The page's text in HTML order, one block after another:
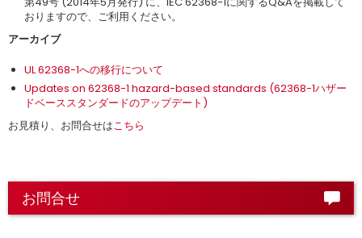
おりますので、ご利用ください。
アーカイブ
UL 62368-1への移行について
Updates on 62368-1 hazard-based standards (62368-1ハザー
ドベーススタンダードのアップデート)
お見積り、お問合せはこちら
お問合せ